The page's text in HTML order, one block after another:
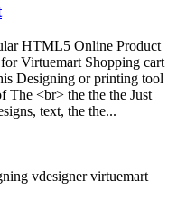
HTML5 Online Product
Virtuemart Shopping cart
Designing or printing tool
<br> the the the Just
text, the the...
vdesignervirtuemart